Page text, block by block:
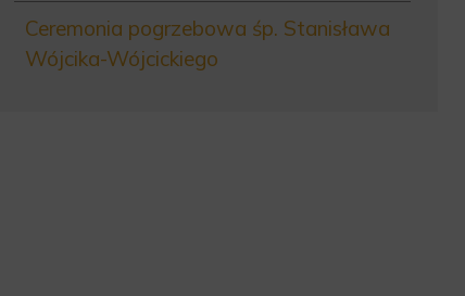
Ceremonia pogrzebowa śp. Stanisława
Wójcika-Wójcickiego